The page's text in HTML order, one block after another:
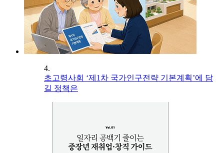
4.
초고령사회 ‘제1차 국가인구전략 기본계획’에 담
길 정책은